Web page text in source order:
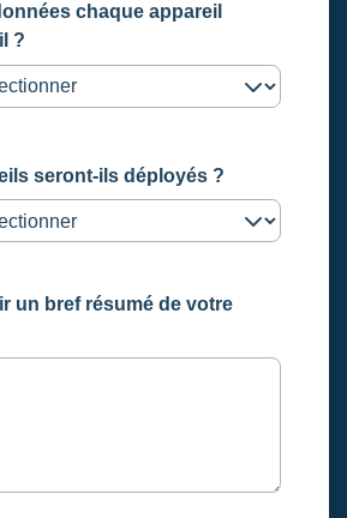
chaque appareil
?
seront-ils déployés ?
un bref résumé de votre